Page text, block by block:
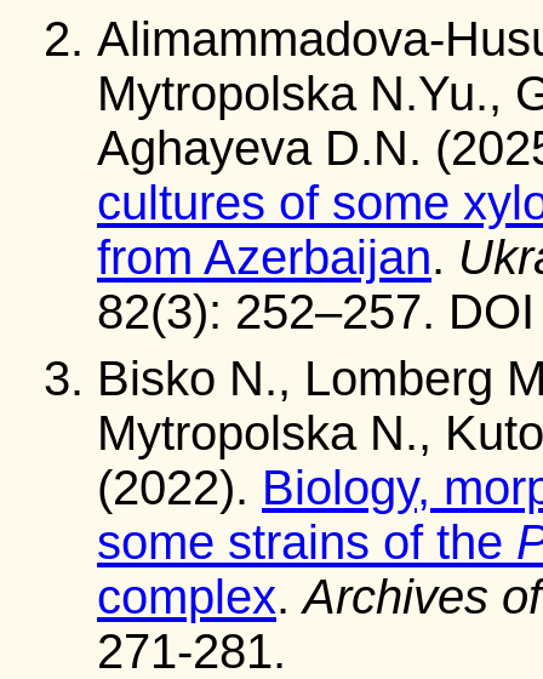
Alimammadova-
Mytropolska N.Yu.,
Aghayeva D.N.
cultures of some
from Azerbaijan.
82(3): 252–257.
Bisko N., Lomberg
Mytropolska N.,
(2022). Biology,
some strains of the
complex.Archives
271-281.